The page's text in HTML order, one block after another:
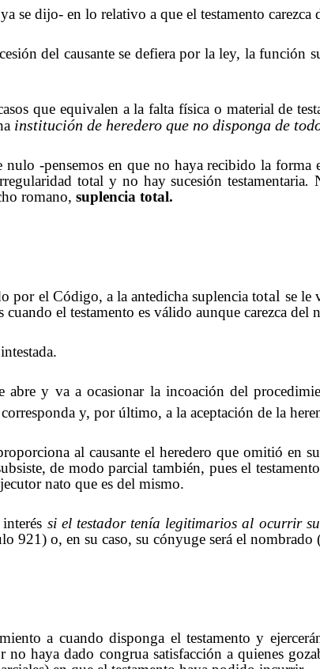
dijo- en lo relativo a que el testamento carezca
del causante se defiera por la ley, la función
que equivalen a la falta física o material de
institución de heredero que no disponga de
nulo -pensemos en que no haya recibido la
total y no hay sucesión testamentaria.
romano, suplencia total.
por el Código, a la antedicha suplencia total se le
cuando el testamento es válido aunque carezca del
abre y va a ocasionar la incoación del
y, por último, a la aceptación de la
al causante el heredero que omitió en
de modo parcial también, pues el
nato que es del mismo.
si el testador tenía legitimarios al ocurrir
921) o, en su caso, su cónyuge será el nombrado
a cuando disponga el testamento y
no haya dado congrua satisfacción a quienes